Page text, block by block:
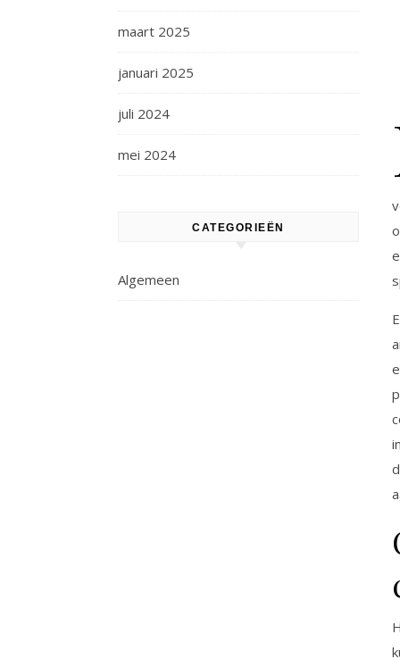
maart 2025
januari 2025
juli 2024
mei 2024
CATEGORIEËN
Algemeen